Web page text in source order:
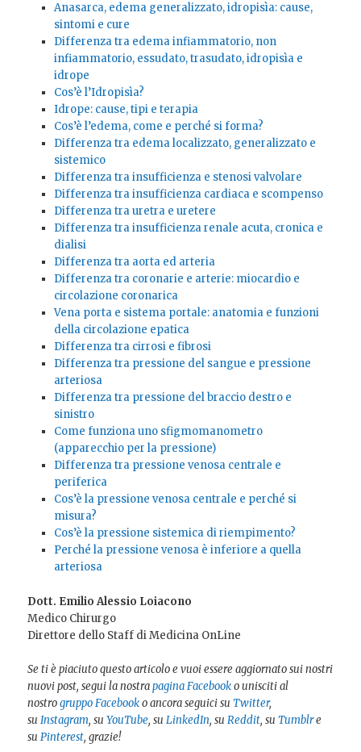
Anasarca, edema generalizzato, idropisìa: cause,
sintomi e cure
Differenza tra edema infiammatorio, non
infiammatorio, essudato, trasudato, idropisìa e
idrope
Cos’è l’Idropisìa?
Idrope: cause, tipi e terapia
Cos’è l’edema, come e perché si forma?
Differenza tra edema localizzato, generalizzato e
sistemico
Differenza tra insufficienza e stenosi valvolare
Differenza tra insufficienza cardiaca e scompenso
Differenza tra uretra e uretere
Differenza tra insufficienza renale acuta, cronica e
dialisi
Differenza tra aorta ed arteria
Differenza tra coronarie e arterie: miocardio e
circolazione coronarica
Vena porta e sistema portale: anatomia e funzioni
della circolazione epatica
Differenza tra cirrosi e fibrosi
Differenza tra pressione del sangue e pressione
arteriosa
Differenza tra pressione del braccio destro e
sinistro
Come funziona uno sfigmomanometro
(apparecchio per la pressione)
Differenza tra pressione venosa centrale e
periferica
Cos’è la pressione venosa centrale e perché si
misura?
Cos’è la pressione sistemica di riempimento?
Perché la pressione venosa è inferiore a quella
arteriosa
Dott. Emilio Alessio Loiacono
Medico Chirurgo
Direttore dello Staff di Medicina OnLine
Se ti è piaciuto questo articolo e vuoi essere aggiornato sui nostri
nuovi post, segui la nostrapagina Facebooko unisciti al
nostrogruppo Facebooko ancora seguici suTwitter,
suInstagram, suYouTube, suLinkedIn, suReddit, suTumblre
suPinterest, grazie!